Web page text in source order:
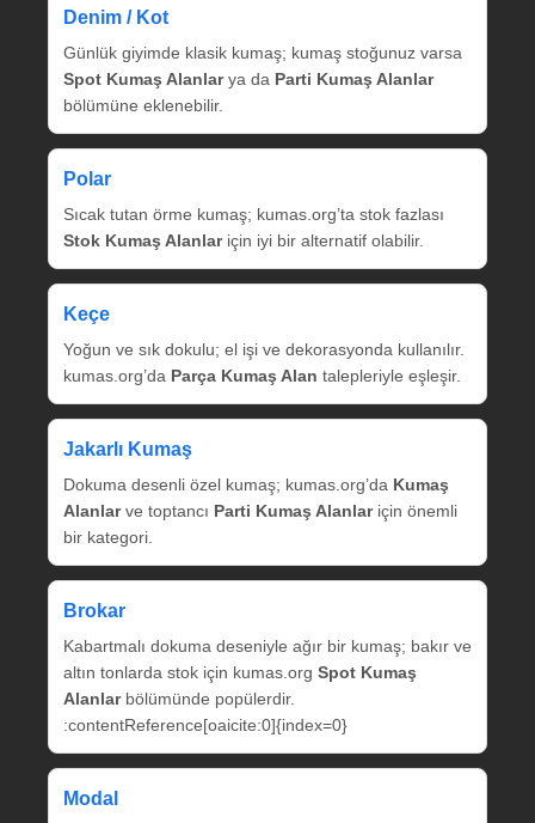
Denim / Kot
Günlük giyimde klasik kumaş; kumaş stoğunuz varsa
Spot Kumaş Alanlarya da Parti Kumaş Alanlar
bölümüne eklenebilir.
Polar
Sıcak tutan örme kumaş; kumas.org’ta stok fazlası
Stok Kumaş Alanlariçin iyi bir alternatif olabilir.
Keçe
Yoğun ve sık dokulu; el işi ve dekorasyonda kullanılır.
kumas.org’da Parça Kumaş Alan talepleriyle eşleşir.
Jakarlı Kumaş
Dokuma desenli özel kumaş; kumas.org’da Kumaş
Alanlarve toptancı Parti Kumaş Alanlariçin önemli
bir kategori.
Brokar
Kabartmalı dokuma deseniyle ağır bir kumaş; bakır ve
altın tonlarda stok için kumas.org Spot Kumaş
Alanlarbölümünde popülerdir.
:contentReference[oaicite:0]{index=0}
Modal